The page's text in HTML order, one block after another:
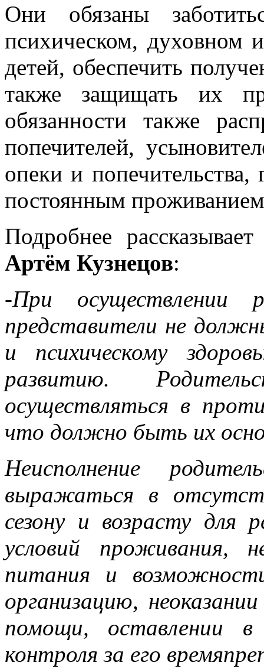
Они обязаны
психическом, духовном
детей, обеспечить
также защищать их
обязанности также
попечителей,
опеки и
постоянным
Подробнее
Артём Кузнецов:
-При осуществлении
представители не
и психическому
развитию.
осуществляться в
что должно быть их
Неисполнение
выражаться в
сезону и возрасту для
условий проживания,
питания и
организацию,
помощи, оставлении в
контроля за его